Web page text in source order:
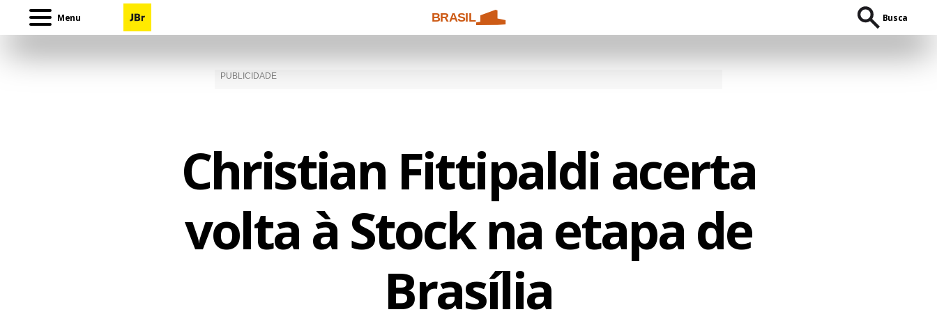
Menu BRASIL Busca
Christian Fittipaldi acerta
volta à Stock na etapa de
Brasília